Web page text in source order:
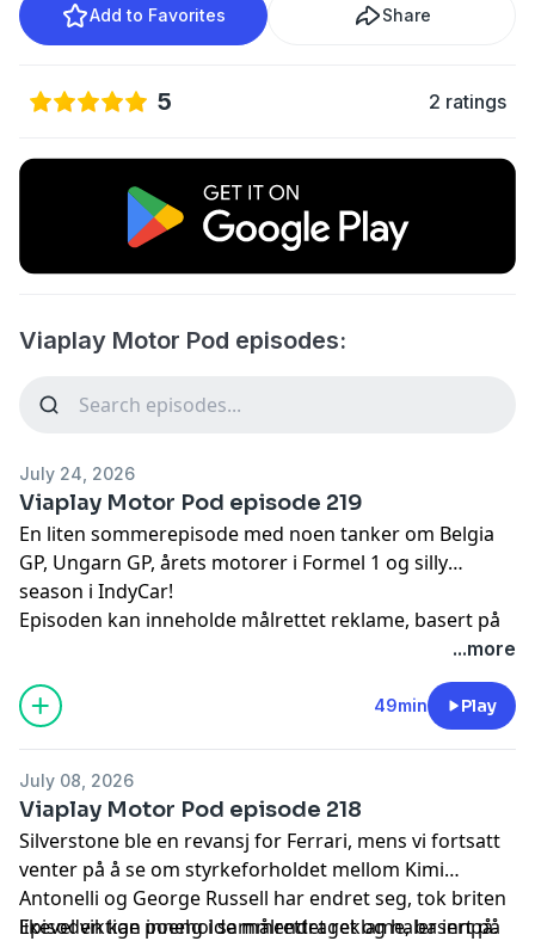
Add to Favorites Share
5 2 ratings
Viaplay Motor Pod episodes:
July 24, 2026
Viaplay Motor Pod episode 219
En liten sommerepisode med noen tanker om Belgia
GP, Ungarn GP, årets motorer i Formel 1 og silly
season i IndyCar!
Episoden kan inneholde målrettet reklame, basert på
for informasjon og dine valg
om deling av data.
...more
49min Play
July 08, 2026
Viaplay Motor Pod episode 218
Silverstone ble en revansj for Ferrari, mens vi fortsatt
venter på å se om styrkeforholdet mellom Kimi
Antonelli og George Russell har endret seg, tok briten
likevel viktige poeng i sammendraget og haler innpå.
Episoden kan inneholde målrettet reklame, basert på